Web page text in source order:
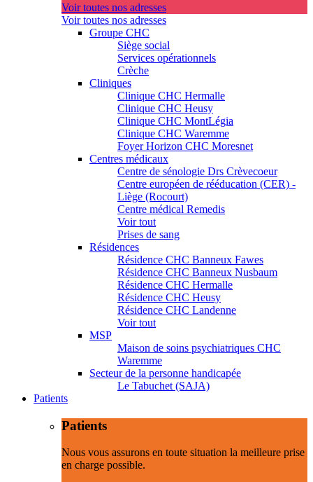
Voir toutes nos adresses
Voir toutes nos adresses
Groupe CHC
Siège social
Services opérationnels
Crèche
Cliniques
Clinique CHC Hermalle
Clinique CHC Heusy
Clinique CHC MontLégia
Clinique CHC Waremme
Foyer Horizon CHC Moresnet
Centres médicaux
Centre de sénologie Drs Crèvecoeur
Centre européen de rééducation (CER) -
Liège (Rocourt)
Centre médical Remedis
Voir tout
Prises de sang
Résidences
Résidence CHC Banneux Fawes
Résidence CHC Banneux Nusbaum
Résidence CHC Hermalle
Résidence CHC Heusy
Résidence CHC Landenne
Voir tout
MSP
Maison de soins psychiatriques CHC
Waremme
Secteur de la personne handicapée
Le Tabuchet (SAJA)
Patients
Patients
Nous vous assurons en toute situation la meilleure prise
en charge possible.